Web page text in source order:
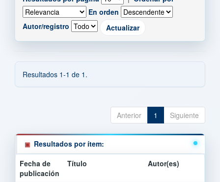
En orden
Autor/registro
Resultados 1-1 de 1.
Anterior 1 Siguiente
Resultados por ítem:
Fecha de
publicación
Título Autor(es)